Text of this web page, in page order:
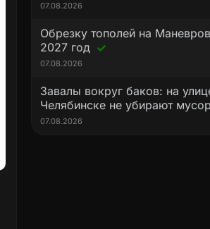
07.08.2026
Обрезку тополей на
2027 год
07.08.2026
Завалы вокруг баков: на
Челябинске не убирают
07.08.2026